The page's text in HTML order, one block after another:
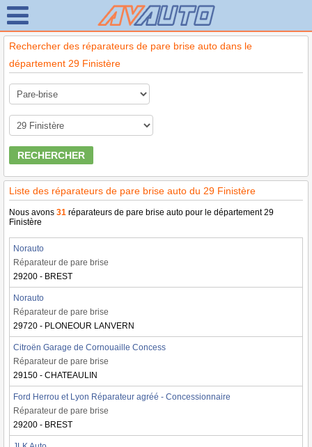
Rechercher des réparateurs de pare brise auto dans le
département 29 Finistère
RECHERCHER
Liste des réparateurs de pare brise auto du 29 Finistère
Nous avons 31 réparateurs de pare brise auto pour le département 29
Finistère
Norauto
Réparateur de pare brise
29200 - BREST
Norauto
Réparateur de pare brise
29720 - PLONEOUR LANVERN
Citroën Garage de Cornouaille Concess
Réparateur de pare brise
29150 - CHATEAULIN
Ford Herrou et Lyon Réparateur agréé - Concessionnaire
Réparateur de pare brise
29200 - BREST